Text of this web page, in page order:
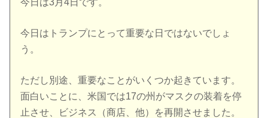
今日は3月4日です。
今日はトランプにとって重要な日ではないでしょ
う。
ただし別途、重要なことがいくつか起きています。
面白いことに、米国では17の州がマスクの装着を停
止させ、ビジネス（商店、他）を再開させました。